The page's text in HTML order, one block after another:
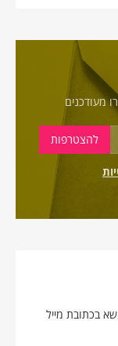
מעודכנים
בכתובת מייל